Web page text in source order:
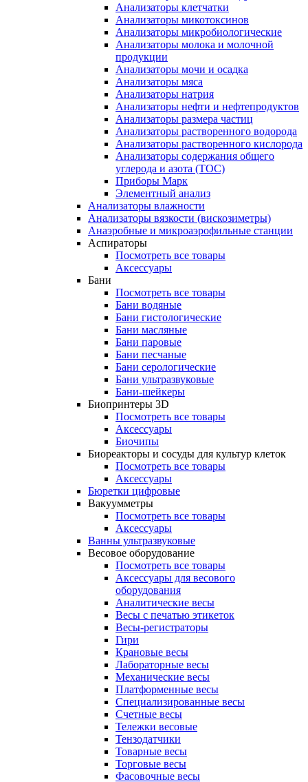
Анализаторы клетчатки
Анализаторы микотоксинов
Анализаторы микробиологические
Анализаторы молока и молочной
продукции
Анализаторы мочи и осадка
Анализаторы мяса
Анализаторы натрия
Анализаторы нефти и нефтепродуктов
Анализаторы размера частиц
Анализаторы растворенного водорода
Анализаторы растворенного кислорода
Анализаторы содержания общего
углерода и азота (ТОС)
Приборы Марк
Элементный анализ
Анализаторы влажности
Анализаторы вязкости (вискозиметры)
Анаэробные и микроаэрофильные станции
Аспираторы
Посмотреть все товары
Аксессуары
Бани
Посмотреть все товары
Бани водяные
Бани гистологические
Бани масляные
Бани паровые
Бани песчаные
Бани серологические
Бани ультразвуковые
Бани-шейкеры
Биопринтеры 3D
Посмотреть все товары
Аксессуары
Биочипы
Биореакторы и сосуды для культур клеток
Посмотреть все товары
Аксессуары
Бюретки цифровые
Вакуумметры
Посмотреть все товары
Аксессуары
Ванны ультразвуковые
Весовое оборудование
Посмотреть все товары
Аксессуары для весового
оборудования
Аналитические весы
Весы с печатью этикеток
Весы-регистраторы
Гири
Крановые весы
Лабораторные весы
Механические весы
Платформенные весы
Специализированные весы
Счетные весы
Тележки весовые
Тензодатчики
Товарные весы
Торговые весы
Фасовочные весы